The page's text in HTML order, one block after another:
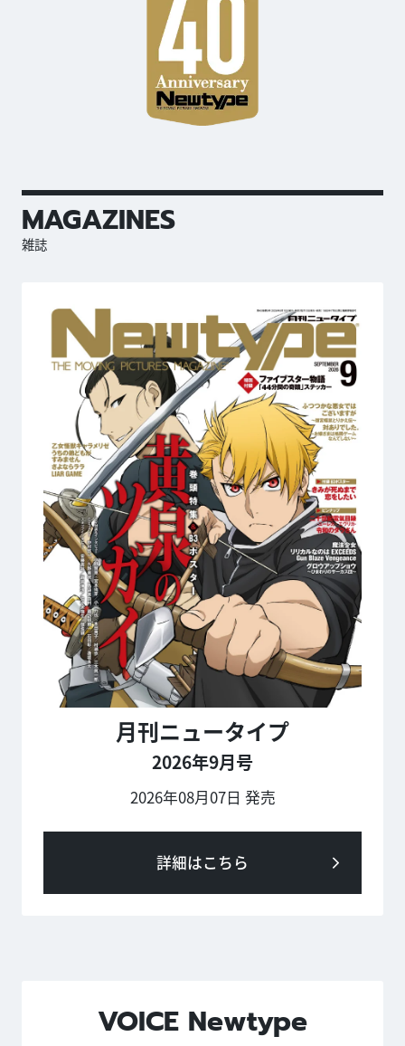
MAGAZINES
雑誌
月刊ニュータイプ
2026年9月号
2026年08月07日 発売
詳細はこちら
VOICE Newtype